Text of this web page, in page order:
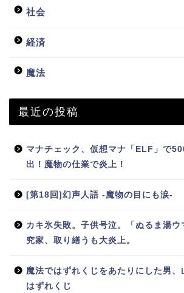
社会
経済
魔法
最近の投稿
マナチェック、仮想マナ「ELF」で
出！魔物の仕業で炎上！
[第18回]幻声人語 -魔物の目にも涙-
カキ氷失敗。子供号泣。「ぬるま湯ウ
究家、取り繕うも大炎上。
魔法ではずれくじをあたりにした男、
はずれくじ